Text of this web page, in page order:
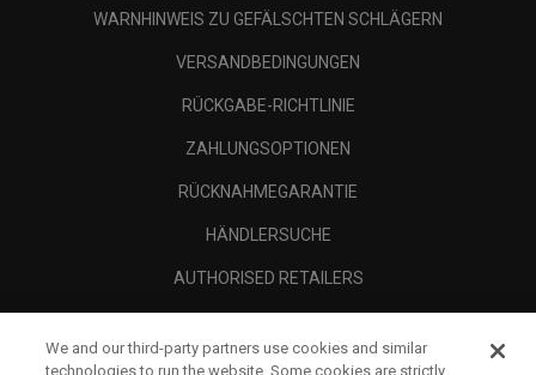
WARNHINWEIS ZU GEFÄLSCHTEN SCHLÄGERN
VERSANDBEDINGUNGEN
RÜCKGABE-RICHTLINIE
ZAHLUNGSOPTIONEN
RÜCKNAHMEGARANTIE
HÄNDLERSUCHE
AUTHORISED RETAILERS
UNTERNEHMENSPROFIL
We and our third-party partners use cookies and similar
technologies to run the website. Some cookies are strictly